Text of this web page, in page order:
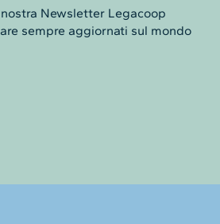
Newsletter Legacoop
sempre aggiornati sul mondo